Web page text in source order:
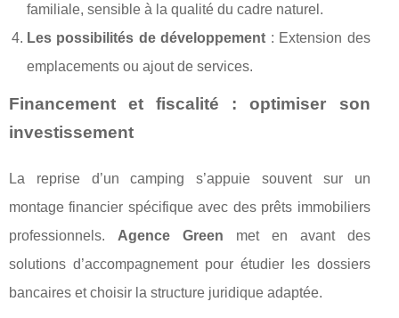
familiale, sensible à la qualité du cadre naturel.
Les possibilités de développement : Extension des
emplacements ou ajout de services.
Financement et fiscalité : optimiser son
investissement
La reprise d’un camping s’appuie souvent sur un
montage financier spécifique avec des prêts immobiliers
professionnels. Agence Green met en avant des
solutions d’accompagnement pour étudier les dossiers
bancaires et choisir la structure juridique adaptée.